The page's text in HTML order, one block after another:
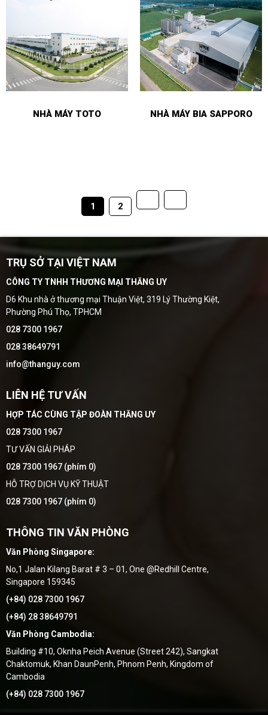
NHÀ MÁY TOTO NHÀ MÁY BIA SAPPORO
1 2
TRỤ SỞ TẠI VIỆT NAM
CÔNG TY TNHH THƯƠNG MẠI THĂNG UY
D6 Khu nhà ở thương mại Thuận Việt, 319 Lý Thường Kiệt,
Phường Phú Thọ, TPHCM
028 7300 1967
028 38649791
info@thanguy.com
LIÊN HỆ TƯ VẤN
HỢP TÁC CÙNG TẬP ĐOÀN THĂNG UY
028 7300 1967
TƯ VẤN GIẢI PHÁP
028 7300 1967 (phím 0)
HỖ TRỢ DỊCH VỤ KỸ THUẬT
028 7300 1967 (phím 0)
THÔNG TIN VĂN PHÒNG
Văn Phòng Singapore:
No,1 Jalan Kilang Barat # 3 – 01, One @Redhill Centre,
Singapore 159345
(+84) 028 7300 1967
(+84) 28 38649791
Văn Phòng Cambodia:
Building #10, Oknha Peich Avenue (Street 242), Sangkat
Chaktomuk, Khan DaunPenh, Phnom Penh, Kingdom of
Cambodia
(+84) 028 7300 1967